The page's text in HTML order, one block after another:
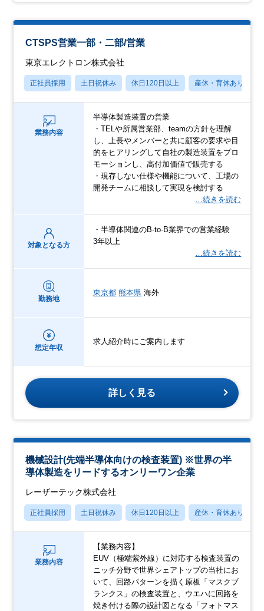
CTSPS営業一部・二部/営業
東京エレクトロン株式会社
正社員採用 土日祝休み 休日120日以上 産休・育休あり
業務内容
半導体製造装置の営業
・TELや所属営業部、teamの方針を理解
し、上長やメンバーと共に顧客の要求や目
的をヒアリングして自社の製造装置をプロ
モーションし、高付加価値で販売する
・現存しない仕様や機能について、工場の
開発チームに相談して実現を検討する
…続きを読む
対象となる方
・半導体関連のB-to-B業界での営業経験
3年以上
…続きを読む
勤務地
東京都 熊本県 海外
想定年収
求人紹介時にご案内します
詳しく見る
機械設計(先端半導体向けの検査装置) ※世界の半
導体製造をリードするオンリーワン企業
レーザーテック株式会社
正社員採用 土日祝休み 休日120日以上 産休・育休あり
業務内容
【業務内容】
EUV（極端紫外線）に対応する検査装置の
ニッチ分野で世界シェアトップの当社にお
いて、回路パターンを描く原板「マスクブ
ランクス」の検査装置と、ウエハに回路を
焼き付ける際の設計図となる「フォトマス